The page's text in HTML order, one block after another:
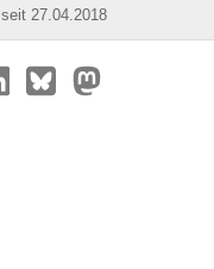
seit 27.04.2018